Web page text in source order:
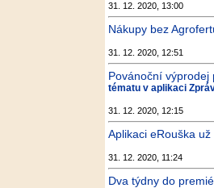
31. 12. 2020, 13:00
Nákupy bez
31. 12. 2020, 12:51
Povánoční
tématu v aplikaci
31. 12. 2020, 12:15
Aplikaci eRouška
31. 12. 2020, 11:24
Dva týdny do